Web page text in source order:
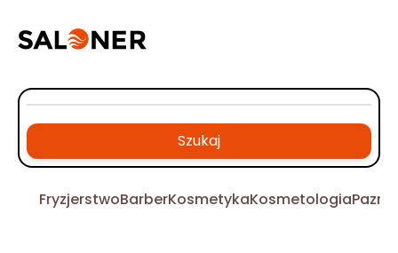
Szukaj
FryzjerstwoBarberKosmetykaKosmetologia